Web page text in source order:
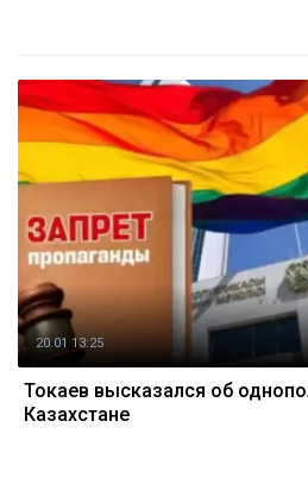
20.01 13:25
Токаев высказался об
Казахстане